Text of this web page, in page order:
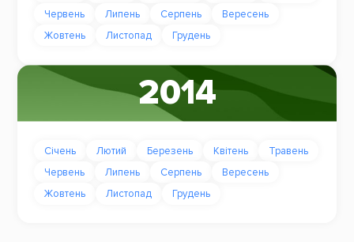
Червень
Липень Серпень
Вересень
Жовтень
Листопад Грудень
2014
Січень Лютий Березень Квітень
Травень
Червень
Липень Серпень
Вересень
Жовтень
Листопад Грудень